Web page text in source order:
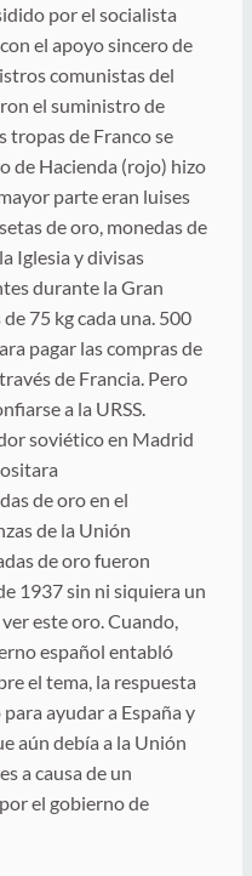
por el socialista
el apoyo sincero de
comunistas del
el suministro de
tropas de Franco se
de Hacienda (rojo) hizo
parte eran luises
de oro, monedas de
Iglesia y divisas
durante la Gran
75 kg cada una. 500
pagar las compras de
de Francia. Pero
a la URSS.
soviético en Madrid
de oro en el
de la Unión
de oro fueron
1937 sin ni siquiera un
este oro. Cuando,
español entabló
el tema, la respuesta
ayudar a España y
aún debía a la Unión
a causa de un
el gobierno de